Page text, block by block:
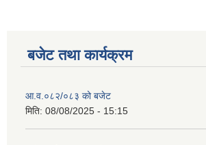
बजेट तथा कार्यक्रम
आ.व.०८२/०८३ को बजेट
मिति: 08/08/2025 - 15:15